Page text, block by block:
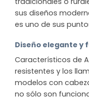
sus diseños
es uno de sus
Diseño elegante y
Característicos de
resistentes y los
modelos con
no sólo son